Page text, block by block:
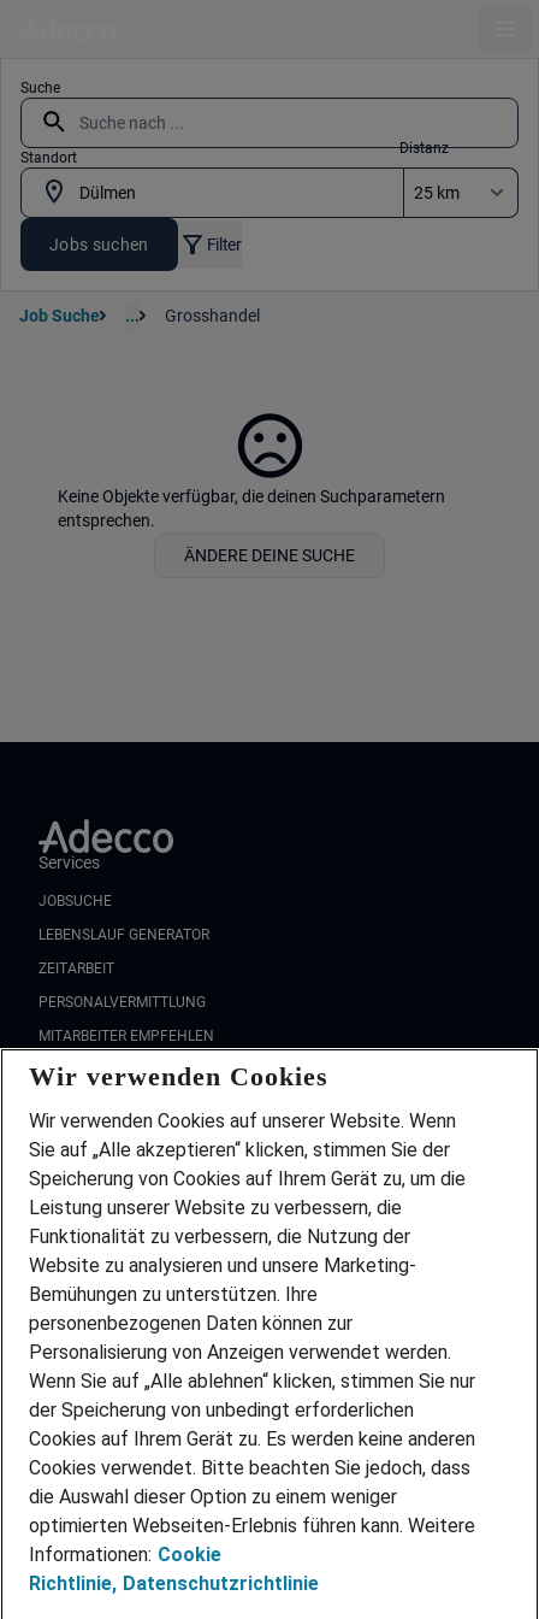
Suche
Standort
Distanz
Jobs suchen Filter
Job Suche ... Grosshandel
Keine Objekte verfügbar, die deinen Suchparametern
entsprechen.
ÄNDERE DEINE SUCHE
Services
JOBSUCHE
LEBENSLAUF GENERATOR
ZEITARBEIT
PERSONALVERMITTLUNG
MITARBEITER EMPFEHLEN
FAQ
Wir stellen ein!
DEINE BERUFSGRUPPE
DEINE LEBENSSITUATION
PARTNERSHIP WITH AIRBUS
INITIATIV BEWERBEN
ÜBER UNS
STANDORTE
BLOG
PRESSE
KONTAKT
@Adecco 2026
IMPRESSUM
DATENSCHUTZ
Wir verwenden Cookies
Wir verwenden Cookies auf unserer Website. Wenn
Sie auf „Alle akzeptieren“ klicken, stimmen Sie der
Speicherung von Cookies auf Ihrem Gerät zu, um die
Leistung unserer Website zu verbessern, die
Funktionalität zu verbessern, die Nutzung der
Website zu analysieren und unsere Marketing-
Bemühungen zu unterstützen. Ihre
personenbezogenen Daten können zur
Personalisierung von Anzeigen verwendet werden.
Wenn Sie auf „Alle ablehnen“ klicken, stimmen Sie nur
der Speicherung von unbedingt erforderlichen
Cookies auf Ihrem Gerät zu. Es werden keine anderen
Cookies verwendet. Bitte beachten Sie jedoch, dass
die Auswahl dieser Option zu einem weniger
optimierten Webseiten-Erlebnis führen kann. Weitere
Informationen: Cookie
Richtlinie, Datenschutzrichtlinie